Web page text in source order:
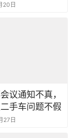
20日
议通知不真，
手车问题不假
27日